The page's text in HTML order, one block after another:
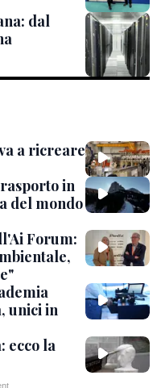
dal
a ricreare
in
del mondo
Forum:
unici in
ecco la